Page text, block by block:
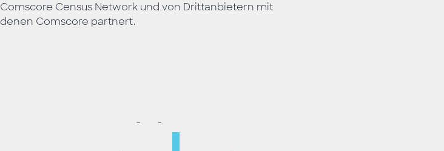
Comscore Census Network und von Drittanbietern mit
denen Comscore partnert.